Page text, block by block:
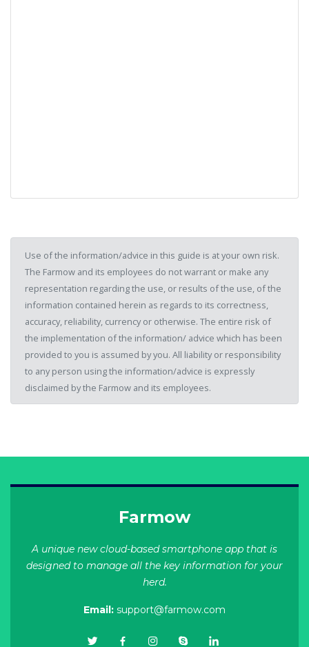
Use of the information/advice in this guide is at your own risk.
The Farmow and its employees do not warrant or make any
representation regarding the use, or results of the use, of the
information contained herein as regards to its correctness,
accuracy, reliability, currency or otherwise. The entire risk of
the implementation of the information/ advice which has been
provided to you is assumed by you. All liability or responsibility
to any person using the information/advice is expressly
disclaimed by the Farmow and its employees.
Farmow
A unique new cloud-based smartphone app that is
designed to manage all the key information for your
herd.
Email: support@farmow.com